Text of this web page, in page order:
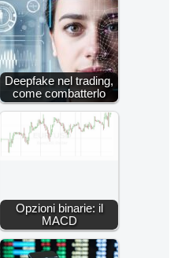
Deepfake nel trading,
come combatterlo
Opzioni binarie: il
MACD